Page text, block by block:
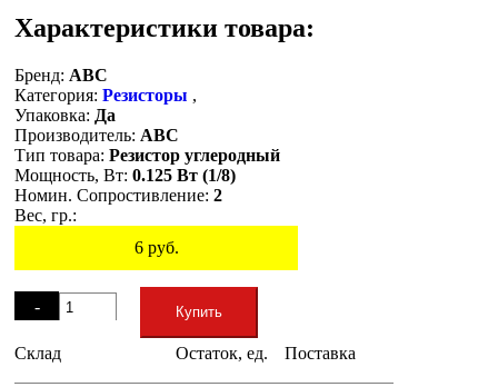
Характеристики товара:
Бренд: ABC
Категория: Резисторы ,
Упаковка: Да
Производитель: ABC
Тип товара: Резистор углеродный
Мощность, Вт: 0.125 Вт (1/8)
Номин. Сопростивление: 2
Вес, гр.:
6руб.
-
+
Купить
Склад Остаток, ед. Поставка